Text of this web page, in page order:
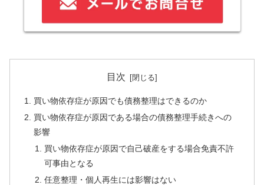
目次
買い物依存症が原因でも債務整理はできるのか
買い物依存症が原因である場合の債務整理手続きへの
影響
買い物依存症が原因で自己破産をする場合免責不許
可事由となる
任意整理・個人再生には影響はない